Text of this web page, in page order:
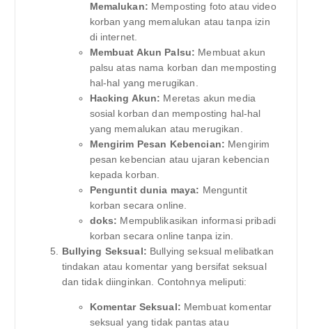
Memalukan: Memposting foto atau video
korban yang memalukan atau tanpa izin
di internet.
Membuat Akun Palsu: Membuat akun
palsu atas nama korban dan memposting
hal-hal yang merugikan.
Hacking Akun: Meretas akun media
sosial korban dan memposting hal-hal
yang memalukan atau merugikan.
Mengirim Pesan Kebencian: Mengirim
pesan kebencian atau ujaran kebencian
kepada korban.
Penguntit dunia maya: Menguntit
korban secara online.
doks: Mempublikasikan informasi pribadi
korban secara online tanpa izin.
Bullying Seksual: Bullying seksual melibatkan
tindakan atau komentar yang bersifat seksual
dan tidak diinginkan. Contohnya meliputi:
Komentar Seksual: Membuat komentar
seksual yang tidak pantas atau